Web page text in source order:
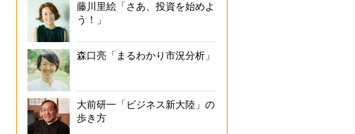
藤川里絵「さあ、投資を始めよ
う！」
森口亮「まるわかり市況分析」
大前研一「ビジネス新大陸」の
歩き方